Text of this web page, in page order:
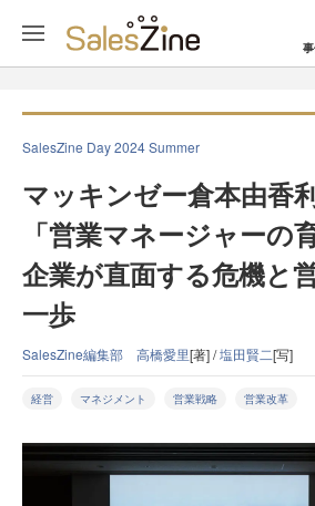
SalesZine Day 2024 Summer
マッキンゼー倉本由香
「営業マネージャー
企業が直面する危機と
一歩
SalesZine編集部 高橋愛里[著] /塩田賢二[写]
経営 マネジメント 営業戦略 営業改革